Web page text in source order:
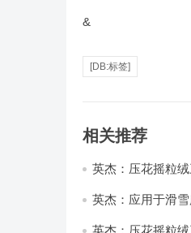
&
[DB:标签]
相关推荐
英杰：压花摇粒
英杰：应用于滑
英杰：压花摇粒